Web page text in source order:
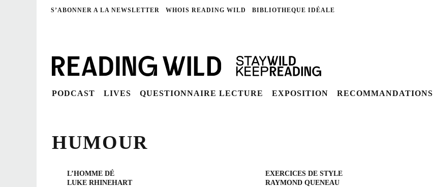
S’ABONNER A LA NEWSLETTER WHOIS READING WILD BIBLIOTHEQUE IDÉALE
PODCAST LIVES QUESTIONNAIRE LECTURE EXPOSITION RECOMMANDATIONS
HUMOUR
L’HOMME DÉ
LUKE RHINEHART
EXERCICES DE STYLE
RAYMOND QUENEAU